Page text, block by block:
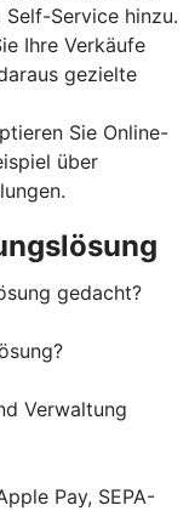
Service hinzu.
Ihre Verkäufe
gezielte
Sie Online-
über
gedacht?
Verwaltung
Pay, SEPA-